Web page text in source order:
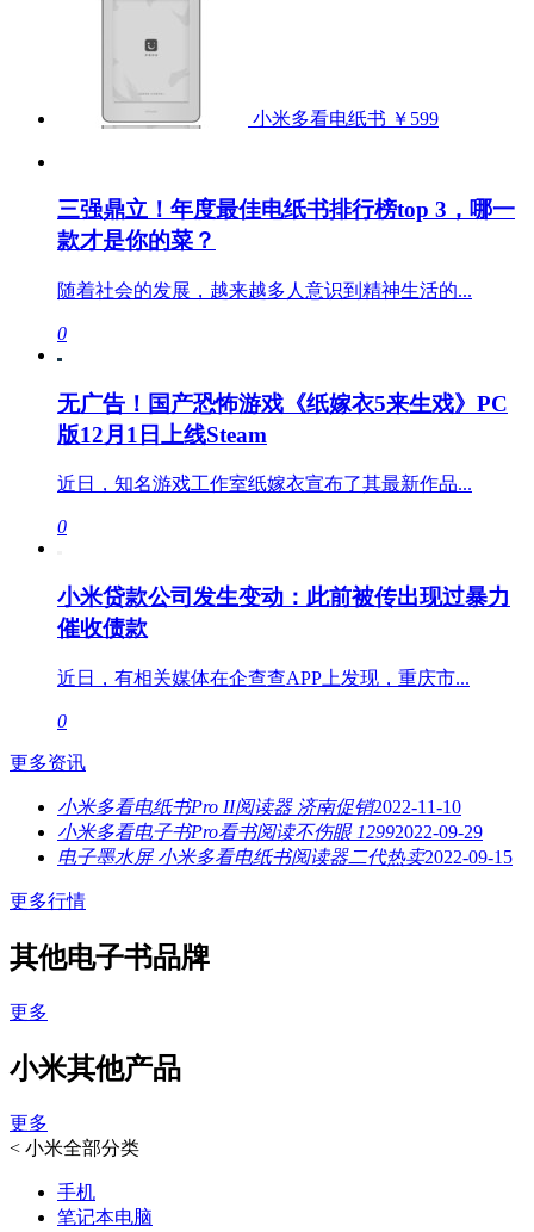
小米多看电纸书 ￥599
三强鼎立！年度最佳电纸书排行榜top 3，哪一
款才是你的菜？
随着社会的发展，越来越多人意识到精神生活的...
0
无广告！国产恐怖游戏《纸嫁衣5来生戏》PC
版12月1日上线Steam
近日，知名游戏工作室纸嫁衣宣布了其最新作品...
0
小米贷款公司发生变动：此前被传出现过暴力
催收债款
近日，有相关媒体在企查查APP上发现，重庆市...
0
更多资讯
小米多看电纸书Pro II阅读器 济南促销2022-11-10
小米多看电子书Pro看书阅读不伤眼 12992022-09-29
电子墨水屏 小米多看电纸书阅读器二代热卖2022-09-15
更多行情
其他电子书品牌
更多
小米其他产品
更多
< 小米全部分类
手机
笔记本电脑